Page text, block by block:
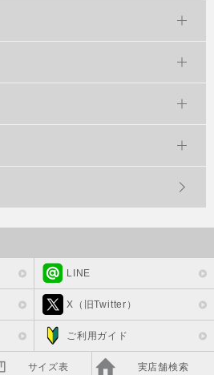
LINE
X（旧Twitter）
ご利用ガイド
サイズ表 実店舗検索